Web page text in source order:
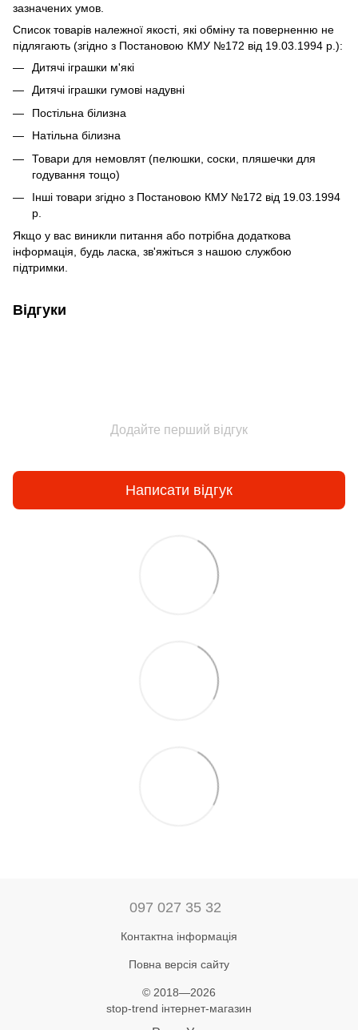
зазначених умов.
Список товарів належної якості, які обміну та поверненню не
підлягають (згідно з Постановою КМУ №172 від 19.03.1994 р.):
Дитячі іграшки м'які
Дитячі іграшки гумові надувні
Постільна білизна
Натільна білизна
Товари для немовлят (пелюшки, соски, пляшечки для
годування тощо)
Інші товари згідно з Постановою КМУ №172 від 19.03.1994
р.
Якщо у вас виникли питання або потрібна додаткова
інформація, будь ласка, зв'яжіться з нашою службою
підтримки.
Відгуки
Додайте перший відгук
Написати відгук
097 027 35 32
Контактна інформація
Повна версія сайту
© 2018—2026
stop-trend інтернет-магазин